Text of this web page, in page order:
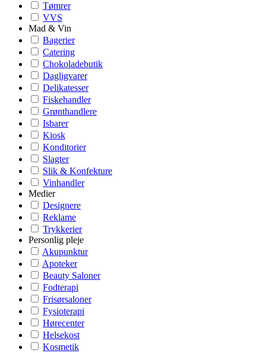
Tømrer
VVS
Mad & Vin
Bagerier
Catering
Chokoladebutik
Dagligvarer
Delikatesser
Fiskehandler
Grønthandlere
Isbarer
Kiosk
Konditorier
Slagter
Slik & Konfekture
Vinhandler
Medier
Designere
Reklame
Trykkerier
Personlig pleje
Akupunktur
Apoteker
Beauty Saloner
Fodterapi
Frisørsaloner
Fysioterapi
Hørecenter
Helsekost
Kosmetik